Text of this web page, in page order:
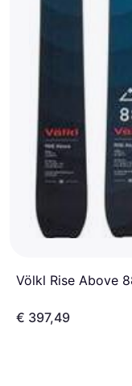
Völkl Rise Above
€ 397,49